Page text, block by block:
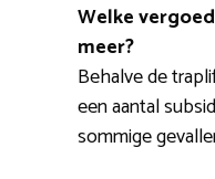
Welke
meer?
Behalve de
een aantal
sommige